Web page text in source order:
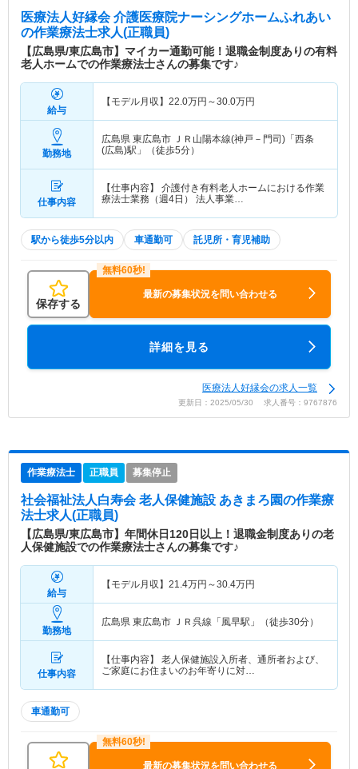
医療法人好縁会 介護医療院ナーシングホームふれあい
の作業療法士求人(正職員)
【広島県/東広島市】マイカー通勤可能！退職金制度ありの有料
老人ホームでの作業療法士さんの募集です♪
給与
【モデル月収】 22.0万円～30.0万円
勤務地
広島県 東広島市 ＪＲ山陽本線(神戸－門司)「西条
(広島)駅」（徒歩5分）
仕事内容
【仕事内容】 介護付き有料老人ホームにおける作業
療法士業務（週4日） 法人事業…
駅から徒歩5分以内 車通勤可 託児所・育児補助
保存する
最新の募集状況を問い合わせる
詳細を見る
医療法人好縁会の求人一覧
更新日：2025/05/30 求人番号：9767876
作業療法士 正職員 募集停止
社会福祉法人白寿会 老人保健施設 あきまろ園の作業療
法士求人(正職員)
【広島県/東広島市】年間休日120日以上！退職金制度ありの老
人保健施設での作業療法士さんの募集です♪
給与
【モデル月収】 21.4万円～30.4万円
勤務地
広島県 東広島市 ＪＲ呉線「風早駅」（徒歩30分）
仕事内容
【仕事内容】 老人保健施設入所者、通所者および、
ご家庭にお住まいのお年寄りに対…
車通勤可
最新の募集状況を問い合わせる